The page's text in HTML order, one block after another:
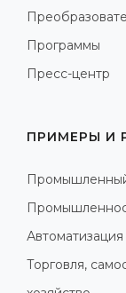
Программы
Пресс-центр
ПРИМЕРЫ И
Торговля,